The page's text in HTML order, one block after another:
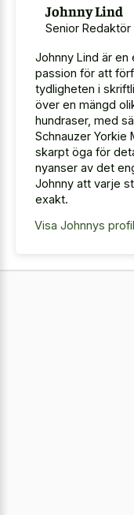
Johnny Lind
Senior Redaktör
Johnny Lind är
passion för att
tydligheten i
över en mängd
hundraser, med
Schnauzer Yorkie
skarpt öga för
nyanser av det
Johnny att varje
exakt.
Visa Johnnys profil